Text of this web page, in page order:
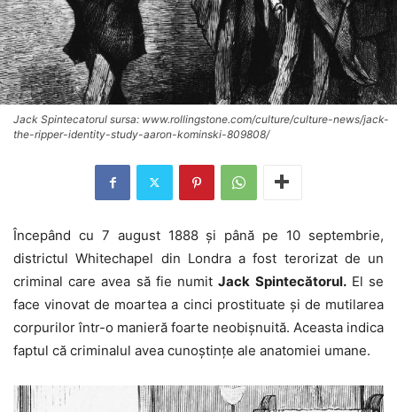
Jack Spintecatorul sursa: www.rollingstone.com/culture/culture-news/jack-
the-ripper-identity-study-aaron-kominski-809808/
Începând cu 7 august 1888 şi până pe 10 septembrie,
districtul Whitechapel din Londra a fost terorizat de un
criminal care avea să fie numitJack Spintecătorul.El se
face vinovat de moartea a cinci prostituate şi de mutilarea
corpurilor într-o manieră foarte neobişnuită. Aceasta indica
faptul că criminalul avea cunoştinţe ale anatomiei umane.